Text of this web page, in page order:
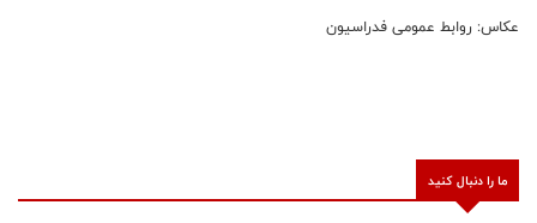
عکاس: روابط عمومی فدراسیون
ما را دنبال کنید